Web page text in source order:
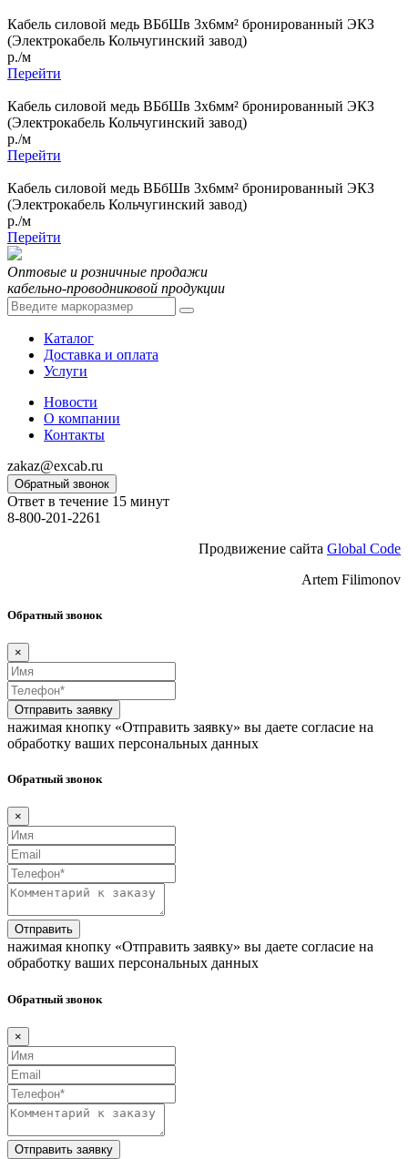
Кабель силовой медь ВБбШв 3x6мм² бронированный ЭКЗ
(Электрокабель Кольчугинский завод)
р./м
Перейти
Кабель силовой медь ВБбШв 3x6мм² бронированный ЭКЗ
(Электрокабель Кольчугинский завод)
р./м
Перейти
Кабель силовой медь ВБбШв 3x6мм² бронированный ЭКЗ
(Электрокабель Кольчугинский завод)
р./м
Перейти
Оптовые и розничные продажи
кабельно-проводниковой продукции
Каталог
Доставка и оплата
Услуги
Новости
О компании
Контакты
zakaz@excab.ru
Обратный звонок
Ответ в течение 15 минут
8-800-201-2261
Продвижение сайта Global Code
Artem Filimonov
Обратный звонок
×
Отправить заявку
нажимая кнопку «Отправить заявку» вы даете согласие на
обработку ваших персональных данных
Обратный звонок
×
Отправить
нажимая кнопку «Отправить заявку» вы даете согласие на
обработку ваших персональных данных
Обратный звонок
×
Отправить заявку